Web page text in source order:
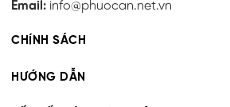
Email: info@phuocan.net.vn
CHÍNH SÁCH
HƯỚNG DẪN